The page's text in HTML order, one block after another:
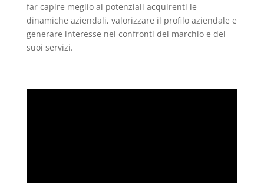
far capire meglio ai potenziali acquirenti le
dinamiche aziendali, valorizzare il profilo aziendale e
generare interesse nei confronti del marchio e dei
suoi servizi.